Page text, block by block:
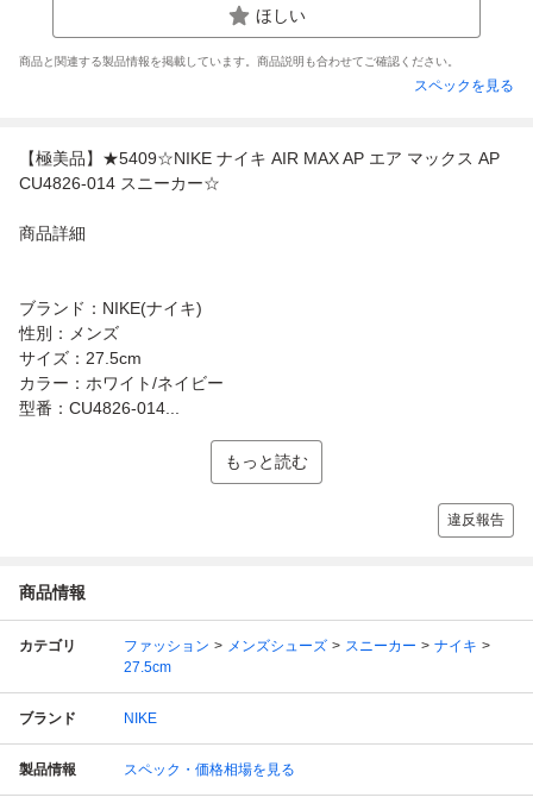
ほしい
商品と関連する製品情報を掲載しています。商品説明も合わせてご確認ください。
スペックを見る
【極美品】★5409☆NIKE ナイキ AIR MAX AP エア マックス AP
CU4826-014 スニーカー☆
商品詳細
ブランド：NIKE(ナイキ)
性別：メンズ
サイズ：27.5cm
カラー：ホワイト/ネイビー
型番：CU4826-014...
もっと読む
違反報告
商品情報
カテゴリ ファッション メンズシューズ スニーカー
ナイキ
27.5cm
ブランド NIKE
製品情報 スペック・価格相場を見る